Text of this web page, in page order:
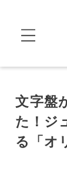
文字盤
た！ジ
る「オ